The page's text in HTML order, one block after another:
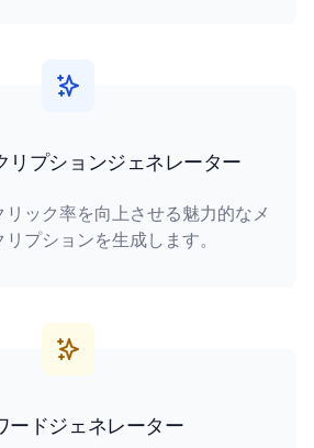
リプションジェネレーター
ック率を向上させる魅力的なメ
プションを生成します。
ードジェネレーター